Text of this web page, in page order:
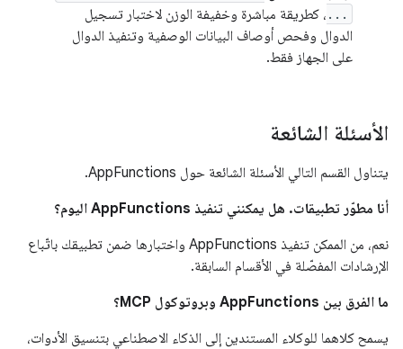
... ، كطريقة مباشرة وخفيفة الوزن لاختبار تسجيل
الدوال وفحص أوصاف البيانات الوصفية وتنفيذ الدوال
على الجهاز فقط.
الأسئلة الشائعة
يتناول القسم التالي الأسئلة الشائعة حول AppFunctions.
أنا مطوّر تطبيقات. هل يمكنني تنفيذ AppFunctions اليوم؟
نعم، من الممكن تنفيذ AppFunctions واختبارها ضمن تطبيقك باتّباع
الإرشادات المفصّلة في الأقسام السابقة.
ما الفرق بين AppFunctions وبروتوكول MCP؟
يسمح كلاهما للوكلاء المستندين إلى الذكاء الاصطناعي بتنسيق الأدوات،